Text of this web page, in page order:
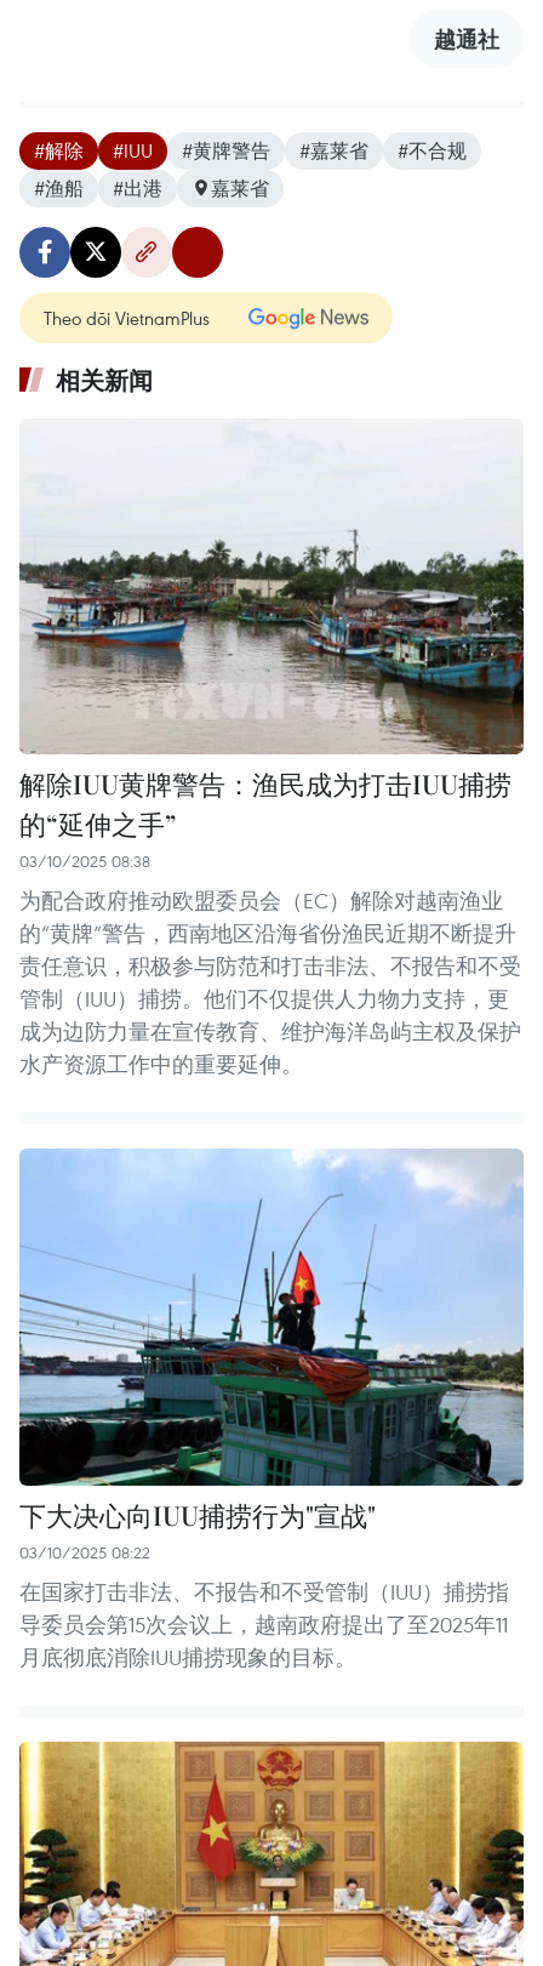
越通社
#解除 #IUU #黄牌警告 #嘉莱省
#不合规
#渔船
#出港 嘉莱省
Theo dõi VietnamPlus
相关新闻
解除IUU黄牌警告：渔民成为打击IUU捕捞
的“延伸之手”
03/10/2025 08:38
为配合政府推动欧盟委员会（EC）解除对越南渔业
的“黄牌”警告，西南地区沿海省份渔民近期不断提升
责任意识，积极参与防范和打击非法、不报告和不受
管制（IUU）捕捞。他们不仅提供人力物力支持，更
成为边防力量在宣传教育、维护海洋岛屿主权及保护
水产资源工作中的重要延伸。
下大决心向IUU捕捞行为"宣战"
03/10/2025 08:22
在国家打击非法、不报告和不受管制（IUU）捕捞指
导委员会第15次会议上，越南政府提出了至2025年11
月底彻底消除IUU捕捞现象的目标。